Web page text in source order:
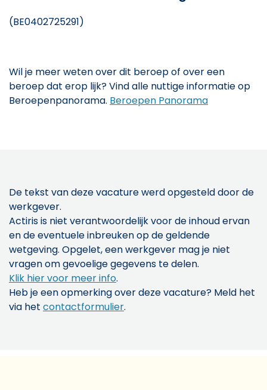
(BE0402725291)
Wil je meer weten over dit beroep of over een
beroep dat erop lijk? Vind alle nuttige informatie op
Beroepenpanorama. Beroepen Panorama
De tekst van deze vacature werd opgesteld door de
werkgever.
Actiris is niet verantwoordelijk voor de inhoud ervan
en de eventuele inbreuken op de geldende
wetgeving. Opgelet, een werkgever mag je niet
vragen om gevoelige gegevens te delen.
Klik hier voor meer info.
Heb je een opmerking over deze vacature? Meld het
via het contactformulier.